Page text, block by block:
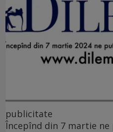
publicitate
Începînd din 7 martie